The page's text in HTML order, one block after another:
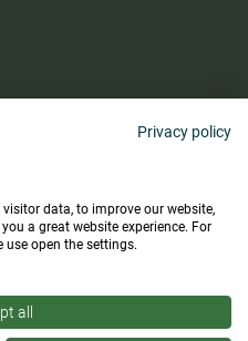
Privacy policy
data, to improve our website,
a great website experience. For
open the settings.
all